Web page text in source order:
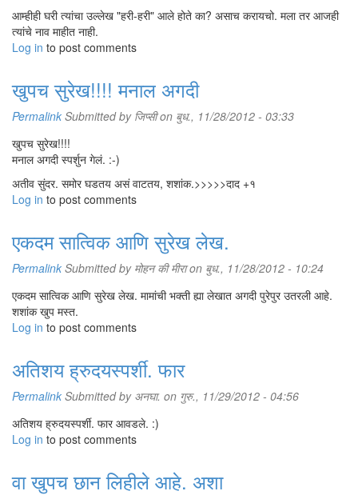
आम्हीही घरी त्यांचा उल्लेख "हरी-हरी" आले होते का? असाच करायचो. मला तर आजही
त्यांचे नाव माहीत नाही.
Log in to post comments
खुपच सुरेख!!!! मनाल अगदी
Permalink Submitted by जिप्सीon बुध., 11/28/2012 - 03:33
खुपच सुरेख!!!!
मनाल अगदी स्पर्शुन गेलं. :-)
अतीव सुंदर. समोर घडतय असं वाटतय, शशांक.>>>>>दाद +१
Log in to post comments
एकदम सात्विक आणि सुरेख लेख.
Permalink Submitted by मोहन की मीराon बुध., 11/28/2012 - 10:24
एकदम सात्विक आणि सुरेख लेख. मामांची भक्ती ह्या लेखात अगदी पुरेपुर उतरली आहे.
शशांक खुप मस्त.
Log in to post comments
अतिशय ह्रुदयस्पर्शी. फार
Permalink Submitted by अनघा. on गुरु., 11/29/2012 - 04:56
अतिशय ह्रुदयस्पर्शी. फार आवडले. :)
Log in to post comments
वा खुपच छान लिहीले आहे. अशा